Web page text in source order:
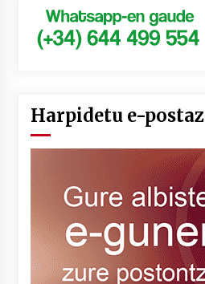
Harpidetu e-postaz